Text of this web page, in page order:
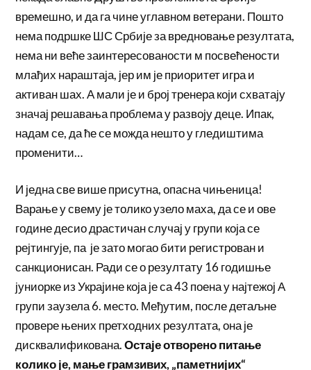
времешно, и да га чине углавном ветерани. Пошто
нема подршке ШС Србије за вредновање резултата,
нема ни веће заинтересованости м посвећености
млађих нараштаја, јер им је приоритет игра и
активан шах. А мали је и број тренера који схватају
значај решавања проблема у развоју деце. Ипак,
надам се, да ће се можда нешто у гледиштима
променити…
И једна све више присутна, опасна чињеница!
Варање у свему је толико узело маха, да се и ове
године десио драстичан случај у групи која се
рејтингује, па је зато могао бити регистрован и
санкционисан. Ради се о резултату 16 годишње
јуниорке из Украјине која је са 43 поена у најтежој А
групи заузела 6. место. Међутим, после детаљне
провере њених претходних резултата, она је
дисквалификована.Остаје отворено питање
колико је, мање грамзивих, „паметнијих“